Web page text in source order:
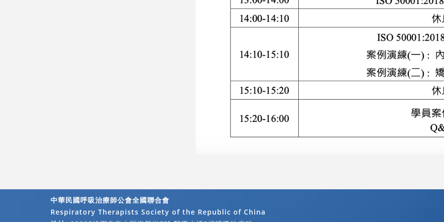
中華民國呼吸治療師公會全國聯合會
Respiratory Therapists Society of the Republic of China